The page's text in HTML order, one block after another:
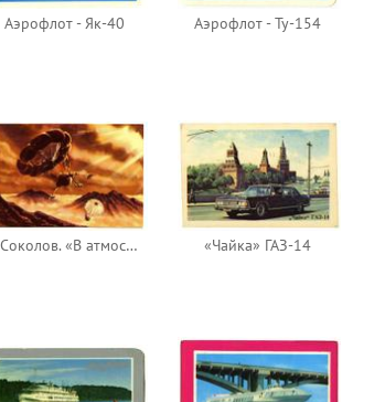
Аэрофлот - Як-40 Аэрофлот - Ту-154
А. Соколов. «В атмосфере Венеры» «Чайка» ГАЗ-14